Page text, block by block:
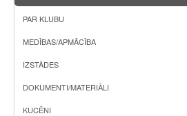
PAR KLUBU
MEDĪBAS/APMĀCĪBA
IZSTĀDES
DOKUMENTI/MATERIĀLI
KUCĒNI